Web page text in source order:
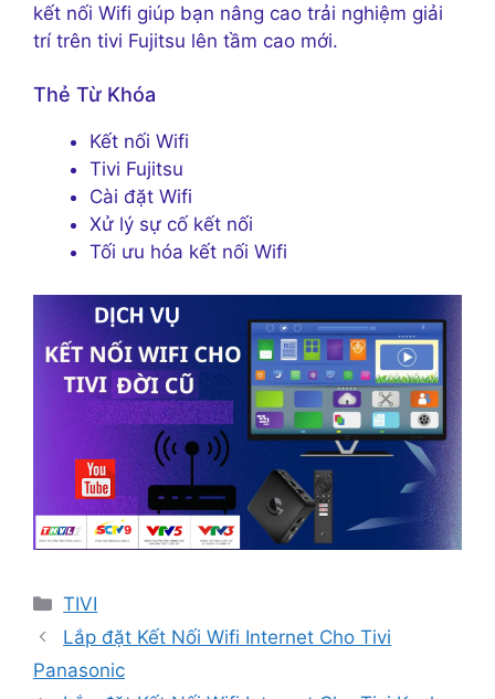
kết nối Wifi giúp bạn nâng cao trải nghiệm giải
trí trên tivi Fujitsu lên tầm cao mới.
Thẻ Từ Khóa
Kết nối Wifi
Tivi Fujitsu
Cài đặt Wifi
Xử lý sự cố kết nối
Tối ưu hóa kết nối Wifi
Danh
mục
TIVI
Lắp đặt Kết Nối Wifi Internet Cho Tivi
Panasonic